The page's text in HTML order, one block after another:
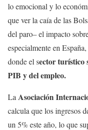
lo emocional y lo
que ver la caía de las
del paro– el impacto
especialmente en
donde el sector turístico
PIB y del empleo.
La Asociación
calcula que los ingresos
un 5% este año, lo que